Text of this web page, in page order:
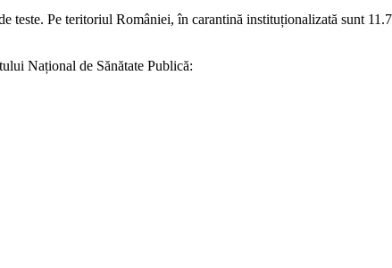
teste. Pe teritoriul României, în carantină instituționalizată sunt
Național de Sănătate Publică: